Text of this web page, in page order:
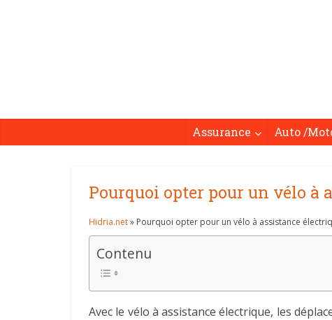
Assurance Auto /
Pourquoi opter pour un vélo à
Hidria.net» Pourquoi opter pour un vélo à assistance
Contenu
Avec le vélo à assistance électrique, les